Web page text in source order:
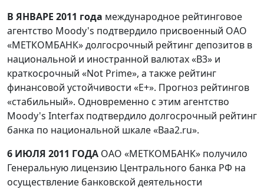
В ЯНВАРЕ 2011 года международное рейтинговое
агентство Moody's подтвердило присвоенный ОАО
«МЕТКОМБАНК» долгосрочный рейтинг депозитов в
национальной и иностранной валютах «B3» и
краткосрочный «Not Prime», а также рейтинг
финансовой устойчивости «E+». Прогноз рейтингов
«стабильный». Одновременно с этим агентство
Moody's Interfax подтвердило долгосрочный рейтинг
банка по национальной шкале «Baa2.ru».
6 ИЮЛЯ 2011 ГОДА ОАО «МЕТКОМБАНК» получило
Генеральную лицензию Центрального банка РФ на
осуществление банковской деятельности